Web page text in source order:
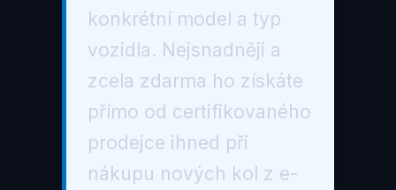
konkrétní model a typ
vozidla. Nejsnadněji a
zcela zdarma ho získáte
přímo od certifikovaného
prodejce ihned při
nákupu nových kol z e-